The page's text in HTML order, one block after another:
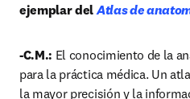
ejemplar del Atlas de
-C.M.: El conocimiento de la
para la práctica médica. Un
la mayor precisión y la